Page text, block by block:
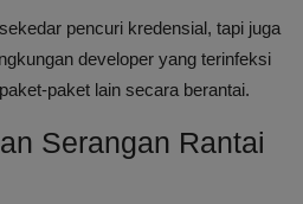
pencuri kredensial, tapi juga
developer yang terinfeksi
paket lain secara berantai.
Serangan Rantai